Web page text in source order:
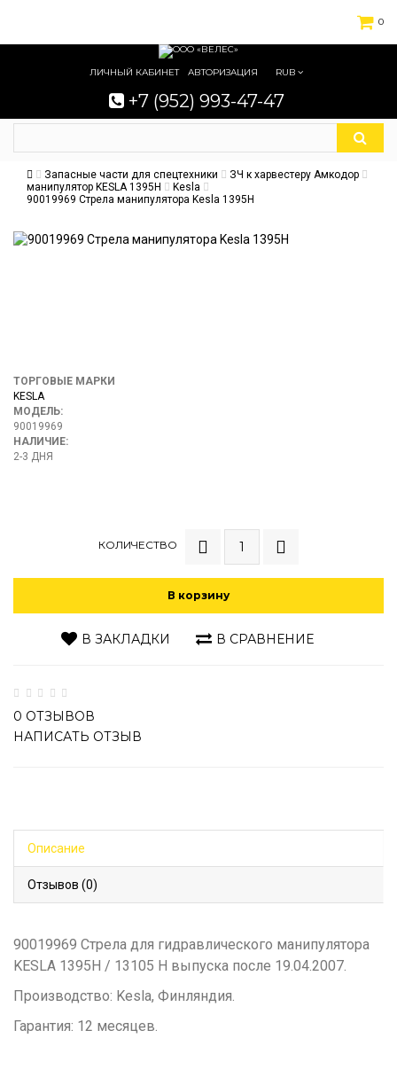
0
ЛИЧНЫЙ КАБИНЕТ АВТОРИЗАЦИЯ RUB
+7 (952) 993-47-47
Запасные части для спецтехники
ЗЧ к харвестеру Амкодор
манипулятор KESLA 1395H
Kesla
90019969 Стрела манипулятора Kesla 1395H
ТОРГОВЫЕ МАРКИ
KESLA
МОДЕЛЬ:
90019969
НАЛИЧИЕ:
2-3 ДНЯ
КОЛИЧЕСТВО
В корзину
В ЗАКЛАДКИ В СРАВНЕНИЕ
0 ОТЗЫВОВ
НАПИСАТЬ ОТЗЫВ
Описание
Отзывов (0)
90019969 Стрела для гидравлического манипулятора
KESLA 1395H / 13105 H выпуска после 19.04.2007.
Производство: Kesla, Финляндия.
Гарантия: 12 месяцев.